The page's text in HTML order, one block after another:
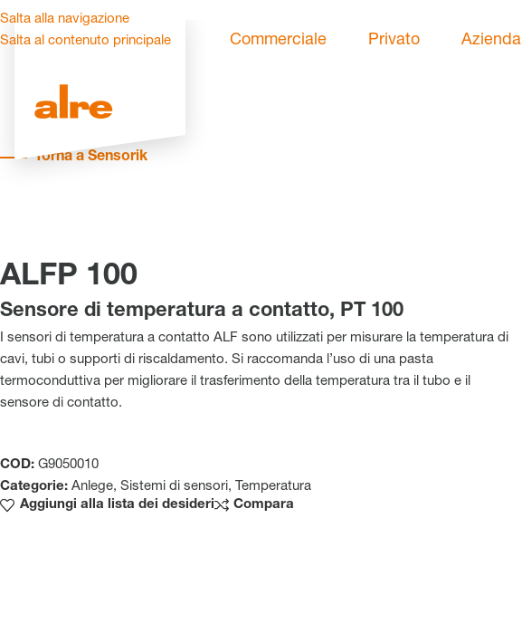
Salta alla navigazione
Salta al contenuto principale
Commerciale Privato Azienda
Torna a Sensorik
ALFP 100
Sensore di temperatura a contatto, PT 100
I sensori di temperatura a contatto ALF sono utilizzati per misurare la temperatura di
cavi, tubi o supporti di riscaldamento. Si raccomanda l’uso di una pasta
termoconduttiva per migliorare il trasferimento della temperatura tra il tubo e il
sensore di contatto.
COD: G9050010
Categorie: Anlege, Sistemi di sensori, Temperatura
Aggiungi alla lista dei desideri
Compara